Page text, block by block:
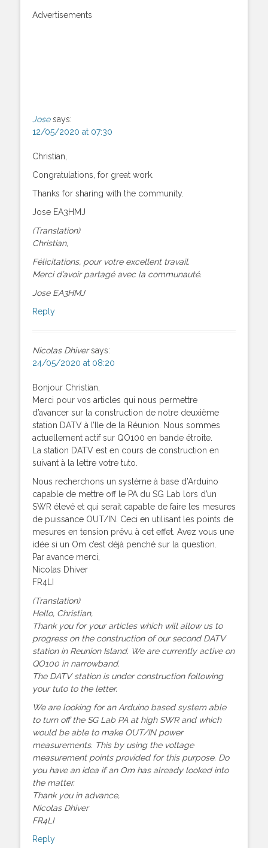
Advertisements
Jose says:
12/05/2020 at 07:30
Christian,
Congratulations, for great work.
Thanks for sharing with the community.
Jose EA3HMJ
(Translation)
Christian,
Félicitations, pour votre excellent travail.
Merci d’avoir partagé avec la communauté.
Jose EA3HMJ
Reply
Nicolas Dhiver says:
24/05/2020 at 08:20
Bonjour Christian,
Merci pour vos articles qui nous permettre
d’avancer sur la construction de notre deuxième
station DATV à l’Ile de la Réunion. Nous sommes
actuellement actif sur QO100 en bande étroite.
La station DATV est en cours de construction en
suivant à la lettre votre tuto.
Nous recherchons un système à base d’Arduino
capable de mettre off le PA du SG Lab lors d’un
SWR élevé et qui serait capable de faire les mesures
de puissance OUT/IN. Ceci en utilisant les points de
mesures en tension prévu à cet effet. Avez vous une
idée si un Om c’est déjà penché sur la question.
Par avance merci,
Nicolas Dhiver
FR4LI
(Translation)
Hello, Christian,
Thank you for your articles which will allow us to
progress on the construction of our second DATV
station in Reunion Island. We are currently active on
QO100 in narrowband.
The DATV station is under construction following
your tuto to the letter.
We are looking for an Arduino based system able
to turn off the SG Lab PA at high SWR and which
would be able to make OUT/IN power
measurements. This by using the voltage
measurement points provided for this purpose. Do
you have an idea if an Om has already looked into
the matter.
Thank you in advance,
Nicolas Dhiver
FR4LI
Reply